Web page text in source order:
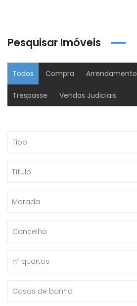
Pesquisar Imóveis
Todos Compra Arrendamento
Trespasse Vendas Judiciais